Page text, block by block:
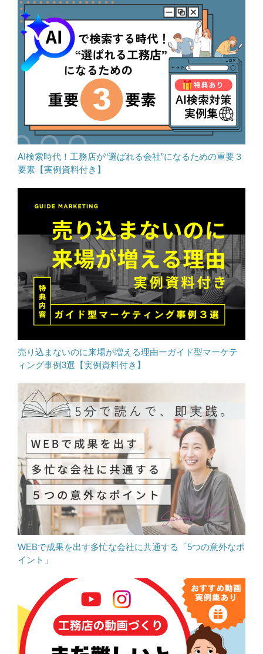
AI検索時代！工務店が“選ばれる会社”になるための重要３
要素【実例資料付き】
売り込まないのに来場が増える理由ーガイド型マーケテ
ィング事例3選【実例資料付き】
WEBで成果を出す多忙な会社に共通する「5つの意外なポ
イント」